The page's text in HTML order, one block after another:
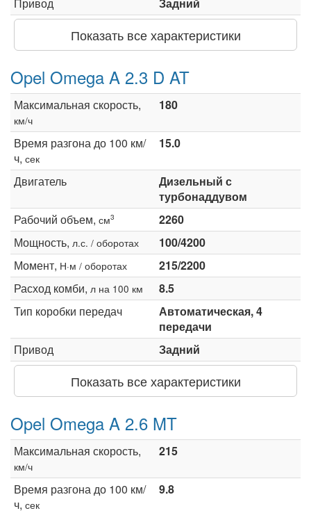
Показать все характеристики
Opel Omega A 2.3 D AT
Максимальная скорость,
км/ч
180
Время разгона до 100 км/
ч, сек
15.0
Двигатель
Дизельный с
турбонаддувом
Рабочий объем, см3
2260
Мощность, л.с. / оборотах
100/4200
Момент, Н·м / оборотах
215/2200
Расход комби, л на 100 км
8.5
Тип коробки передач
Автоматическая, 4
передачи
Привод
Задний
Показать все характеристики
Opel Omega A 2.6 MT
Максимальная скорость,
км/ч
215
Время разгона до 100 км/
ч, сек
9.8